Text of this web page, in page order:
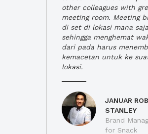
other colleagues with
meeting room. Meeting
di set di lokasi mana
sehingga menghemat
dari pada harus
kemacetan untuk ke
lokasi.
JANUAR
STANLEY
Brand
for Snack